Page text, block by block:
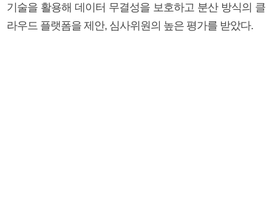
기술을 활용해 데이터 무결성을 보호하고 분산 방식의 클
라우드 플랫폼을 제안, 심사위원의 높은 평가를 받았다.